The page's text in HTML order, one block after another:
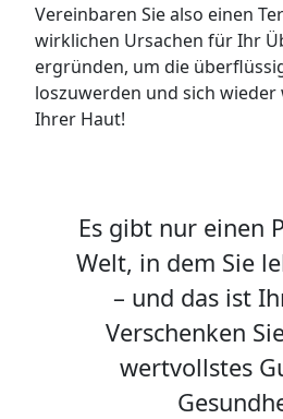
Vereinbaren Sie also einen
wirklichen Ursachen für Ihr
ergründen, um die
loszuwerden und sich
Ihrer Haut!
Es gibt nur einen
Welt, in dem Sie
– und das ist
Verschenken
wertvollstes